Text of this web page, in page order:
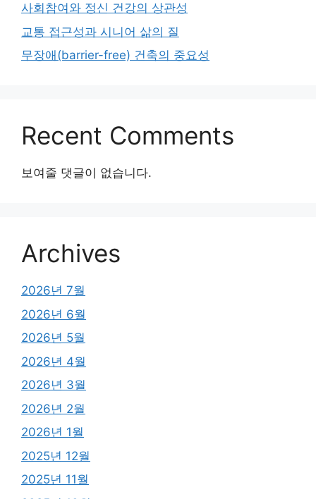
사회참여와 정신 건강의 상관성
교통 접근성과 시니어 삶의 질
무장애(barrier-free) 건축의 중요성
Recent Comments
보여줄 댓글이 없습니다.
Archives
2026년 7월
2026년 6월
2026년 5월
2026년 4월
2026년 3월
2026년 2월
2026년 1월
2025년 12월
2025년 11월